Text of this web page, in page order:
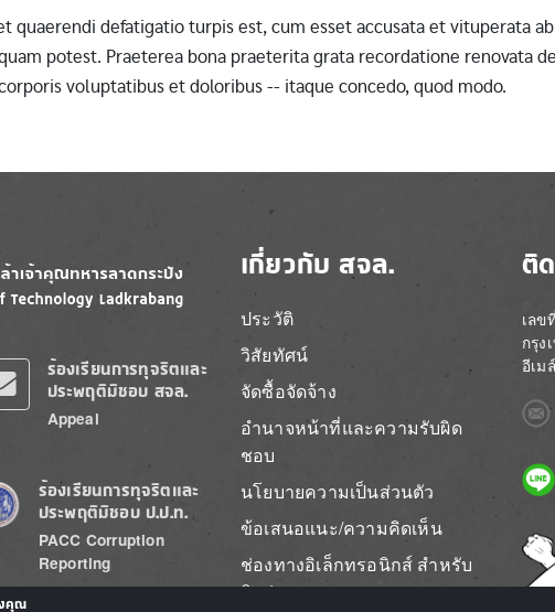
quaerendi defatigatio turpis est, cum esset accusata et vituperata
potest. Praeterea bona praeterita grata recordatione renovata
voluptatibus et doloribus -- itaque concedo, quod modo.
ร้องเรียนการทุจริตและ
ประพฤติมิชอบ สจล.
Appeal
ร้องเรียนการทุจริตและ
ประพฤติมิชอบ ป.ป.ท.
PACC Corruption
Reporting
เกี่ยวกับ สจล.
ประวัติ
วิสัยทัศน์
จัดซื้อจัดจ้าง
อำนาจหน้าที่และความรับผิด
ชอบ
นโยบายความเป็นส่วนตัว
ข้อเสนอแนะ/ความคิดเห็น
ช่องทางอิเล็กทรอนิกส์ สำหรับ
ติดต่อ สจล.
ติ
เลข
กรุง
อีเม
Image
Image
งคุณ